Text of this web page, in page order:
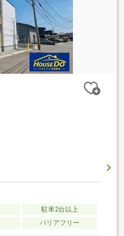
駐車2台以上
バリアフリー